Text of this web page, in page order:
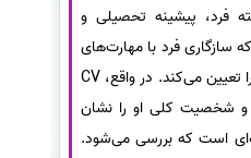
فرد، پیشینه تحصیلی و
فرد با مهارت‌های
موردنیاز در شغل موردنظر را تعیین می‌کند. در واقع، CV
شخصیت کلی او را نشان
است که بررسی می‌شود.